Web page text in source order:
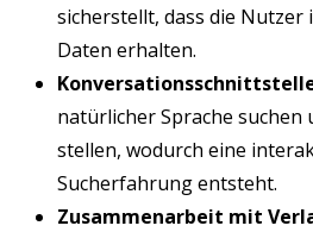
sicherstellt, dass die Nutzer
Daten erhalten.
natürlicher Sprache suchen
stellen, wodurch eine
Sucherfahrung entsteht.
Zusammenarbeit mit